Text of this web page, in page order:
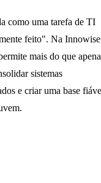
como uma tarefa de TI
feito". Na
mais do que
sistemas
e criar uma base